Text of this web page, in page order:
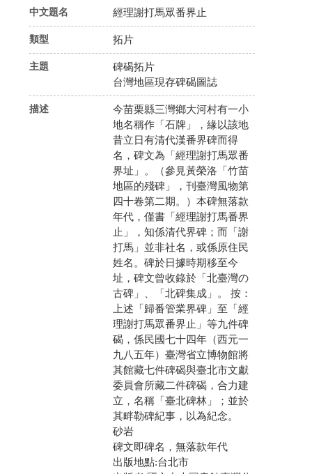
中文題名 經理謝打馬眾番界止
類型 拓片
主題
碑碣拓片
台灣地區現存碑碣圖誌
描述
今苗栗縣三灣鄉大河村有一小
地名稱作「石牌」，緣以該地
昔立日有清代漢番界碑而得
名，碑文為「經理謝打馬眾番
界址」。（參見黃榮洛「竹苗
地區的殘碑」，刊臺灣風物第
四十卷第二期。）本碑無落款
年代，僅書「經理謝打馬番界
止」，知係清代界碑；而「謝
打馬」並非社名，或係原住民
姓名。碑於日據時期移至今
址，碑文曾收錄於「北臺灣の
古碑」、「北碑集成」。 按：
上述「歸番管業界碑」至「經
理謝打馬眾番界止」等九件碑
碣，係民國七十四年（西元一
九八五年）臺灣省立博物館將
其館藏七件碑碣與臺北市文獻
委員會所藏二件碑碣，合力建
立，名稱「臺北碑林」；並於
其畔勒碑紀事，以為紀念。
砂岩
碑文即碑名，無落款年代
出版地點:台北市